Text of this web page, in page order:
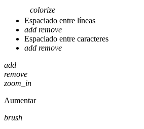
colorize
Espaciado entre líneas
add remove
Espaciado entre caracteres
add remove
add
remove
zoom_in
Aumentar
brush